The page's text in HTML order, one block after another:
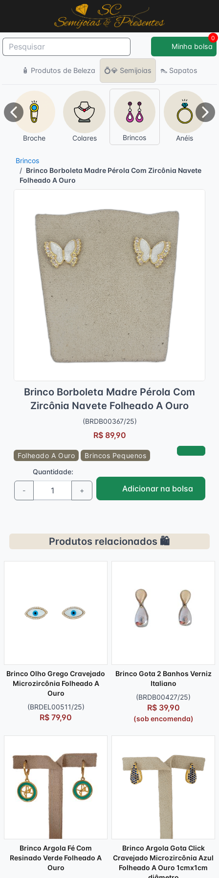
🧴 Produtos de Beleza 💍💎 Semijoias 👠 Sapatos
Minha bolsa
0
Broche Colares Brincos Anéis
Anterior
Brincos
Brinco Borboleta Madre Pérola Com Zircônia Navete
Folheado A Ouro
Brinco Borboleta Madre Pérola Com
Zircônia Navete Folheado A Ouro
(BRDB00367/25)
R$ 89,90
Folheado A Ouro
Brincos Pequenos
Quantidade:
- + Adicionar na bolsa
Produtos relacionados 🛍️
Brinco Olho Grego Cravejado
Microzircônia Folheado A
Ouro
(BRDEL00511/25)
R$ 79,90
Brinco Gota 2 Banhos Verniz
Italiano
(BRDB00427/25)
R$ 39,90
(sob encomenda)
Brinco Argola Fé Com
Resinado Verde Folheado A
Ouro
Brinco Argola Gota Click
Cravejado Microzircônia Azul
Folheado A Ouro 1cmx1cm